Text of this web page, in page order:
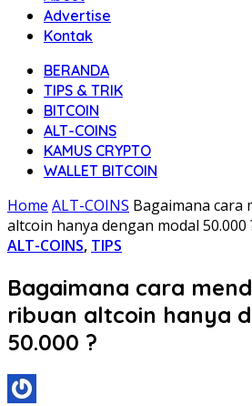
Advertise
Kontak
BERANDA
TIPS & TRIK
BITCOIN
ALT-COINS
KAMUS CRYPTO
WALLET BITCOIN
Home ALT-COINS Bagaimana cara
altcoin hanya dengan modal 50.000
ALT-COINS, TIPS
Bagaimana cara
ribuan altcoin hanya
50.000 ?